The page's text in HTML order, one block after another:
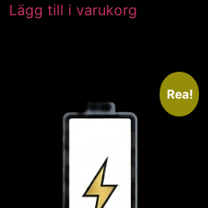
Lägg till i varukorg
Rea!